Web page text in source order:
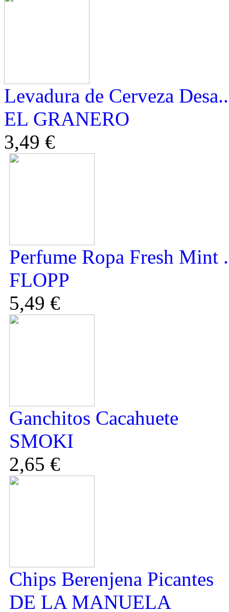
Levadura de Cerveza
EL GRANERO
3,49 €
Perfume Ropa Fresh Mint
FLOPP
5,49 €
Ganchitos Cacahuete
SMOKI
2,65 €
Chips Berenjena Picantes
DE LA MANUELA